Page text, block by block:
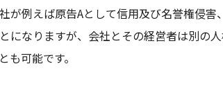
が例えば原告Aとして信用及び名誉権侵
になりますが、会社とその経営者は別の
も可能です。